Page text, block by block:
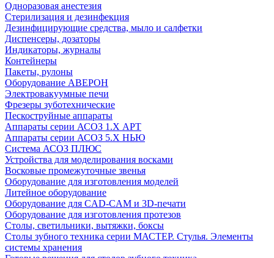
Одноразовая анестезия
Стерилизация и дезинфекция
Дезинфицирующие средства, мыло и салфетки
Диспенсеры, дозаторы
Индикаторы, журналы
Контейнеры
Пакеты, рулоны
Оборудование АВЕРОН
Электровакуумные печи
Фрезеры зуботехнические
Пескоструйные аппараты
Аппараты серии АСОЗ 1.Х АРТ
Аппараты серии АСОЗ 5.Х НЬЮ
Система АСОЗ ПЛЮС
Устройства для моделирования восками
Восковые промежуточные звенья
Оборудование для изготовления моделей
Литейное оборудование
Оборудование для CAD-CAM и 3D-печати
Оборудование для изготовления протезов
Cтолы, светильники, вытяжки, боксы
Столы зубного техника серии МАСТЕР. Стулья. Элементы
системы хранения